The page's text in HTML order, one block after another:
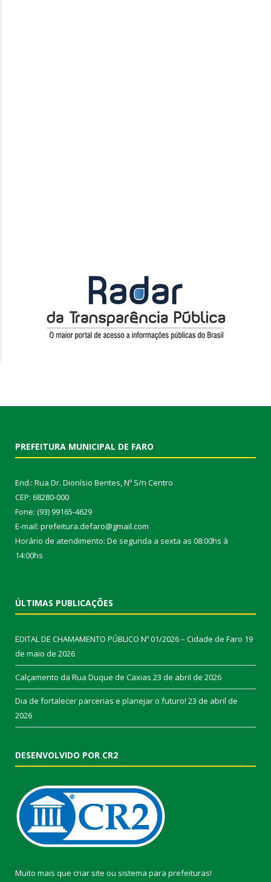
PREFEITURA MUNICIPAL DE FARO
End.: Rua Dr. Dionísio Bentes, Nº S/n Centro
CEP: 68280-000
Fone: (93) 99165-4629
E-mail: prefeitura.defaro@gmail.com
Horário de atendimento: De segunda a sexta as 08:00hs à
14:00hs
ÚLTIMAS PUBLICAÇÕES
EDITAL DE CHAMAMENTO PÚBLICO Nº 01/2026 – Cidade de Faro 19
de maio de 2026
Calçamento da Rua Duque de Caxias 23 de abril de 2026
Dia de fortalecer parcerias e planejar o futuro! 23 de abril de
2026
DESENVOLVIDO POR CR2
Muito mais que criar site ou sistema para prefeituras!